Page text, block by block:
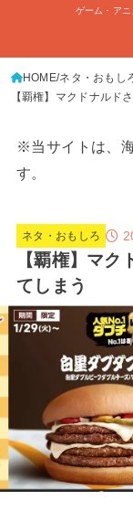
ゲーム・ア
HOME ネタ・おもし
【覇権】マクドナルド
※当サイトは、
す。
ネタ・おもしろ
【覇権】マ
てしまう